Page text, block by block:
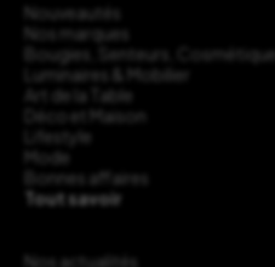
Nouveautés
Nos marques
Bougies, Senteurs, Cosmétique
Luminaires & Mobilier
Art de la Table
Déco et Maison
Lifestyle
Mode
Bonnes affaires
Tout savoir
Nos actualités